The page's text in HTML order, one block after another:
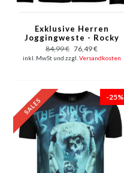
Exklusive Herren
Joggingweste - Rocky
Balboa Boxing -
Schwarz
84,99 € 76,49 €
inkl. MwSt und zzgl. Versandkosten
-25%